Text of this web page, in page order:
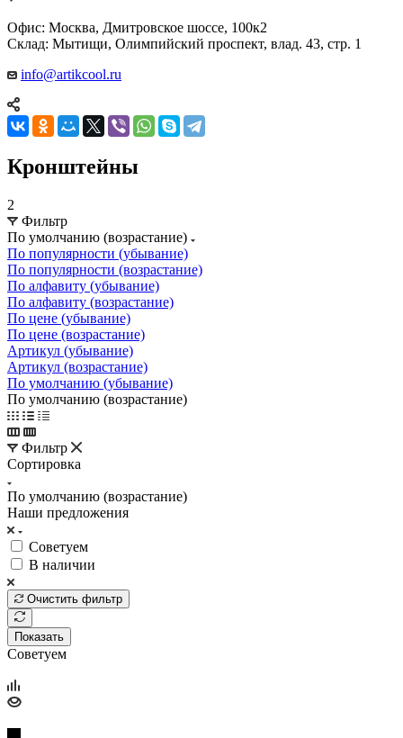
Офис: Москва, Дмитровское шоссе, 100к2
Склад: Мытищи, Олимпийский проспект, влад. 43, стр. 1
info@artikcool.ru
Кронштейны
2
Фильтр
По умолчанию (возрастание)
По популярности (убывание)
По популярности (возрастание)
По алфавиту (убывание)
По алфавиту (возрастание)
По цене (убывание)
По цене (возрастание)
Артикул (убывание)
Артикул (возрастание)
По умолчанию (убывание)
По умолчанию (возрастание)
Фильтр
Сортировка
По умолчанию (возрастание)
Наши предложения
Советуем
В наличии
Очистить фильтр
Показать
Советуем